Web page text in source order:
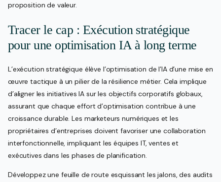
proposition de valeur.
Tracer le cap : Exécution stratégique
pour une optimisation IA à long terme
L’exécution stratégique élève l’optimisation de l’IA d’une mise en
œuvre tactique à un pilier de la résilience métier. Cela implique
d’aligner les initiatives IA sur les objectifs corporatifs globaux,
assurant que chaque effort d’optimisation contribue à une
croissance durable. Les marketeurs numériques et les
propriétaires d’entreprises doivent favoriser une collaboration
interfonctionnelle, impliquant les équipes IT, ventes et
exécutives dans les phases de planification.
Développez une feuille de route esquissant les jalons, des audits